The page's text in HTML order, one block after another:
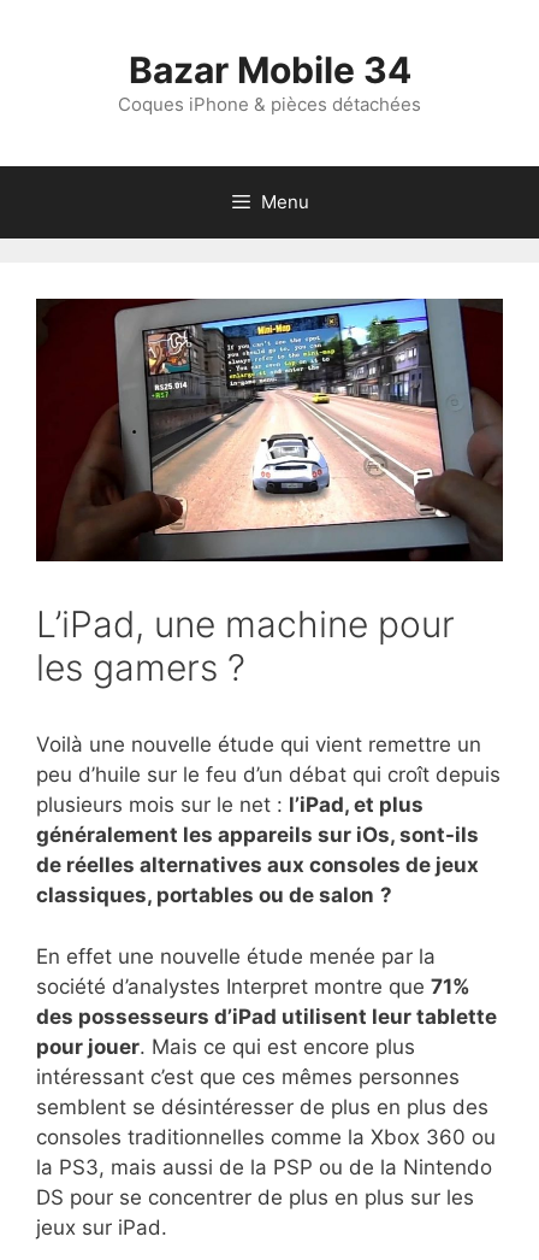
Bazar Mobile 34
Coques iPhone & pièces détachées
Menu
L’iPad, une machine pour
les gamers ?
Voilà une nouvelle étude qui vient remettre un
peu d’huile sur le feu d’un débat qui croît depuis
plusieurs mois sur le net : l’iPad, et plus
généralement les appareils sur iOs, sont-ils
de réelles alternatives aux consoles de jeux
classiques, portables ou de salon ?
En effet une nouvelle étude menée par la
société d’analystes Interpret montre que 71%
des possesseurs d’iPad utilisent leur tablette
pour jouer. Mais ce qui est encore plus
intéressant c’est que ces mêmes personnes
semblent se désintéresser de plus en plus des
consoles traditionnelles comme la Xbox 360 ou
la PS3, mais aussi de la PSP ou de la Nintendo
DS pour se concentrer de plus en plus sur les
jeux sur iPad.